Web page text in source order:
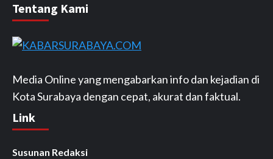
Tentang Kami
Media Online yang mengabarkan info dan kejadian di
Kota Surabaya dengan cepat, akurat dan faktual.
Link
Susunan Redaksi